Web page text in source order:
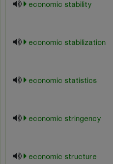
economic stability
economic stabilization
economic statistics
economic stringency
economic structure